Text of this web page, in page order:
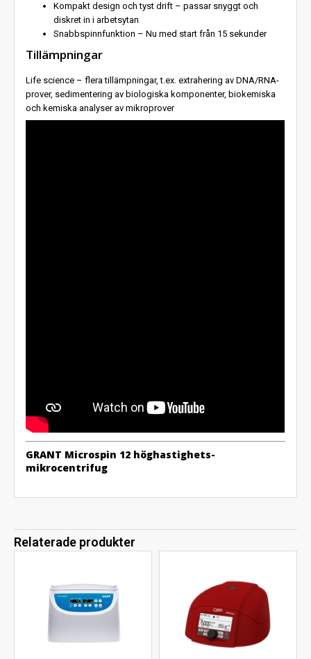
Kompakt design och tyst drift – passar snyggt och
diskret in i arbetsytan
Snabbspinnfunktion – Nu med start från 15 sekunder
Tillämpningar
Life science – flera tillämpningar, t.ex. extrahering av DNA/RNA-
prover, sedimentering av biologiska komponenter, biokemiska
och kemiska analyser av mikroprover
GRANT Microspin 12 höghastighets-
mikrocentrifug
Relaterade produkter